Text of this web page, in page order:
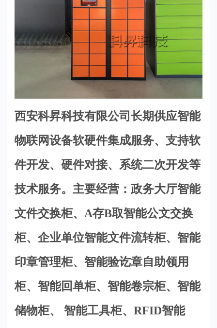
西安科昇科技有限公司长期供应智能
物联网设备软硬件集成服务、支持软
件开发、硬件对接、系统二次开发等
技术服务。主要经营：政务大厅智能
文件交换柜、A存B取智能公文交换
柜、企业单位智能文件流转柜、智能
印章管理柜、智能验讫章自助领用
柜、智能回单柜、智能卷宗柜、智能
储物柜、 智能工具柜、RFID智能